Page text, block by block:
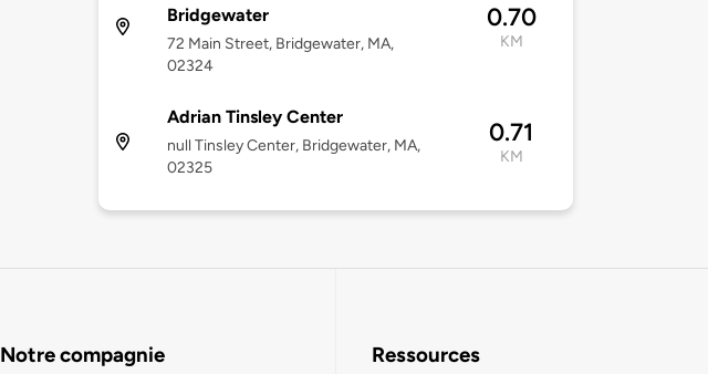
Bridgewater
72 Main Street, Bridgewater, MA,
02324
0.70
KM
Adrian Tinsley Center
null Tinsley Center, Bridgewater, MA,
02325
0.71
KM
Notre compagnie Ressources